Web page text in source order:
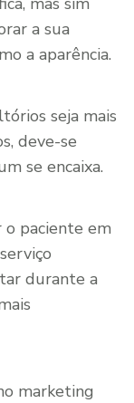
a sua
a aparência.
seja mais
deve-se
se encaixa.
paciente em
durante a
marketing